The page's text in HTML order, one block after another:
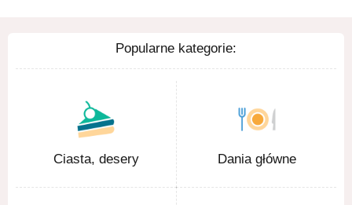
Popularne kategorie:
Ciasta, desery Dania główne